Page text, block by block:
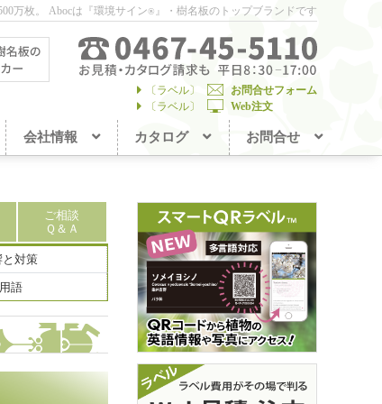
万枚。 Abocは『環境サイン® 』・樹名板のトップブランドです
〔ラベル〕
お問合せフォーム
〔ラベル〕
Web注文
会社情報 カタログ お問合せ
ご相談
Ｑ＆Ａ
対策
語